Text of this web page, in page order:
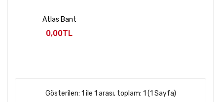
Atlas Bant
0,00TL
Gösterilen: 1 ile 1 arası, toplam: 1 (1 Sayfa)